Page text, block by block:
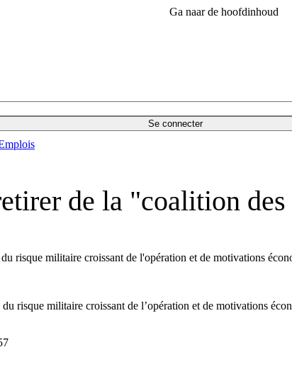
Ga naar de hoofdinhoud
Se connecter
de la "coalition
risque militaire croissant de l'opération et de motivations
risque militaire croissant de l’opération et de motivations